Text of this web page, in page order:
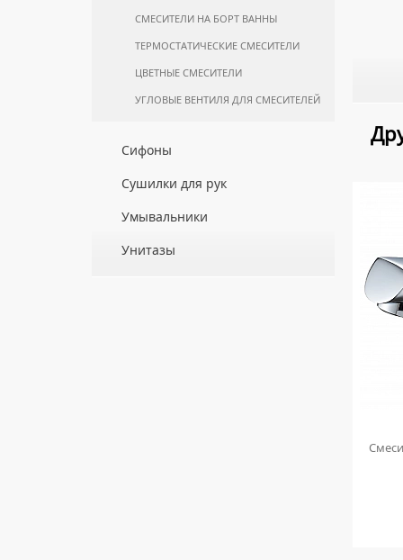
СМЕСИТЕЛИ НА БОРТ ВАННЫ
ТЕРМОСТАТИЧЕСКИЕ СМЕСИТЕЛИ
ЦВЕТНЫЕ СМЕСИТЕЛИ
УГЛОВЫЕ ВЕНТИЛЯ ДЛЯ СМЕСИТЕЛЕЙ
Сифоны
ДЛЯ ДУШЕВЫХ ПОДДОНОВ
Сушилки для рук
АВТОМАТИЧЕСКИЕ СУШИЛКИ ДЛЯ РУК
Умывальники
ВРЕЗНЫЕ УМЫВАЛЬНИКИ
Унитазы